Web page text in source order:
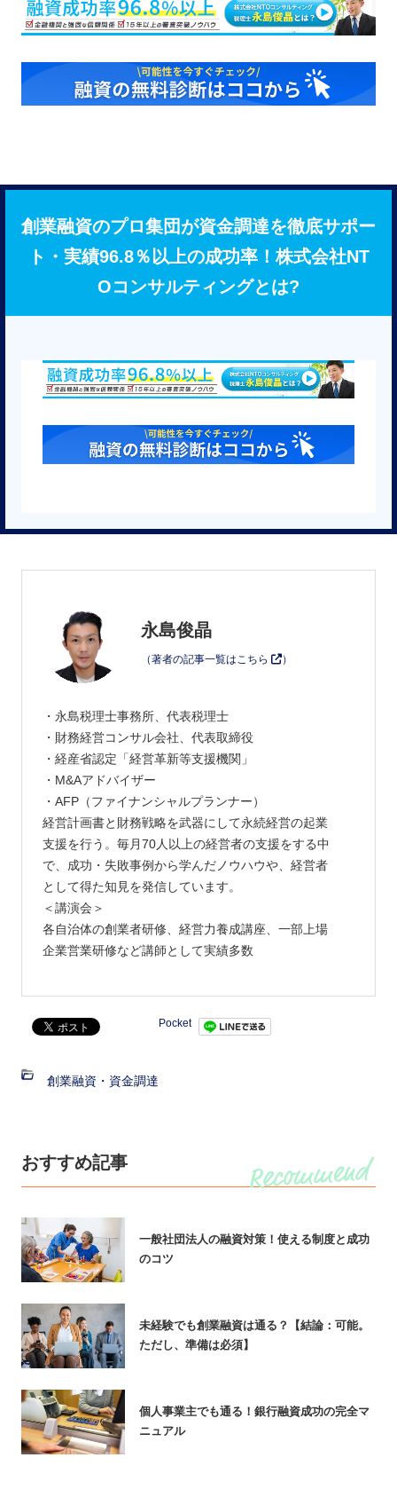
創業融資のプロ集団が資金調達を徹底サポー
ト・実績96.8％以上の成功率！株式会社NT
Oコンサルティングとは?
永島俊晶
（著者の記事一覧はこちら ）
・永島税理士事務所、代表税理士
・財務経営コンサル会社、代表取締役
・経産省認定「経営革新等支援機関」
・M&Aアドバイザー
・AFP（ファイナンシャルプランナー）
経営計画書と財務戦略を武器にして永続経営の起業
支援を行う。毎月70人以上の経営者の支援をする中
で、成功・失敗事例から学んだノウハウや、経営者
として得た知見を発信しています。
＜講演会＞
各自治体の創業者研修、経営力養成講座、一部上場
企業営業研修など講師として実績多数
Pocket
創業融資・資金調達
おすすめ記事
一般社団法人の融資対策！使える制度と成功
のコツ
未経験でも創業融資は通る？【結論：可能。
ただし、準備は必須】
個人事業主でも通る！銀行融資成功の完全マ
ニュアル